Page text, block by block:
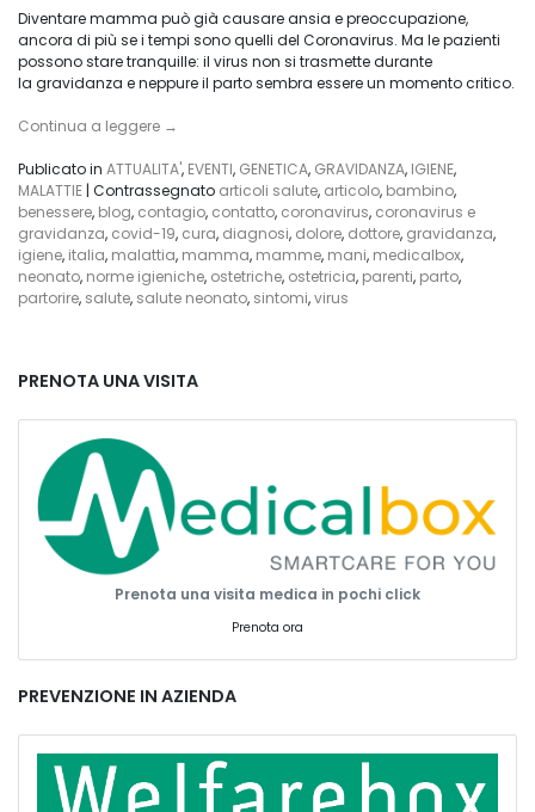
e
gravidanza
Diventare mamma può già causare ansia e preoccupazione,
ancora di più se i tempi sono quelli del Coronavirus. Ma le pazienti
possono stare tranquille: il virus non si trasmette durante
la gravidanza e neppure il parto sembra essere un momento critico.
Continua a leggere →
Publicato in ATTUALITA', EVENTI, GENETICA, GRAVIDANZA, IGIENE,
MALATTIE | Contrassegnato articoli salute, articolo, bambino,
benessere, blog, contagio, contatto, coronavirus, coronavirus e
gravidanza, covid-19, cura, diagnosi, dolore, dottore, gravidanza,
igiene, italia, malattia, mamma, mamme, mani, medicalbox,
neonato, norme igieniche, ostetriche, ostetricia, parenti, parto,
partorire, salute, salute neonato, sintomi,virus
PRENOTA UNA VISITA
Prenota una visita medica in pochi click
Prenota ora
PREVENZIONE IN AZIENDA